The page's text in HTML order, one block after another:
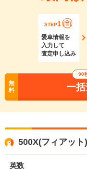
STEP1
愛車情報を
入力して
査定申し込み
無
料
90
一
500X(フィアッ
英数